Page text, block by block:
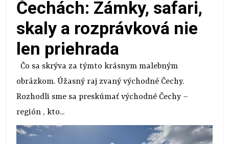
Čechách: Zámky, safari,
skaly a rozprávková nie
len priehrada
Čo sa skrýva za týmto krásnym malebným
obrázkom. Úžasný raj zvaný východné Čechy.
Rozhodli sme sa preskúmať východné Čechy –
región , kto...